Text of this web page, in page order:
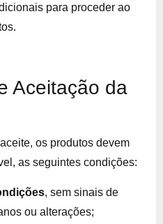
para proceder ao
Aceitação da
os produtos devem
as seguintes condições:
, sem sinais de
ou alterações;